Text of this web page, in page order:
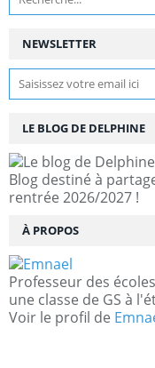
NEWSLETTER
LE BLOG DE DELPHINE
Blog destiné à
rentrée 2026/2027 !
À PROPOS
Professeur des
une classe de GS à
Voir le profil de